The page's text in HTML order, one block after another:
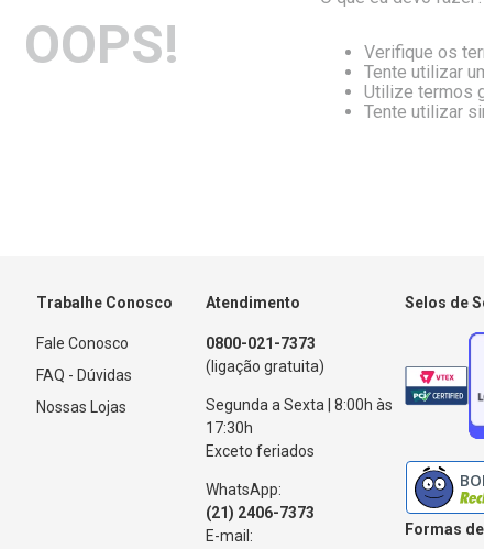
OOPS!
Verifique os
Tente utilizar
Utilize termos
Tente utilizar
Trabalhe Conosco
Fale Conosco
FAQ - Dúvidas
Nossas Lojas
Atendimento
0800-021-7373
(ligação gratuita)
Segunda a Sexta | 8:00h às
17:30h
Exceto feriados
WhatsApp:
(21) 2406-7373
E-mail:
Selos de
Formas